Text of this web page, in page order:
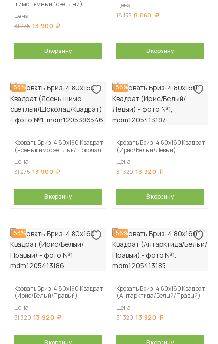
шимо темный / светлый)
Цена
31 275 13 900
В корзину
Цена
18 135 8 060
В корзину
-56%
Кровать Бриз-4 80х160 Квадрат
(Ясень шимо светлый/Шоколад/
Цена
31 275 13 900
В корзину
-56%
Кровать Бриз-4 80х160 Квадрат
(Ирис/Белый/Левый)
Цена
31 320 13 920
В корзину
-56%
Кровать Бриз-4 80х160 Квадрат
(Ирис/Белый/Правый)
Цена
31 320 13 920
В корзину
-56%
Кровать Бриз-4 80х160 Квадрат
(Антарктида/Белый/Правый)
Цена
31 320 13 920
В корзину